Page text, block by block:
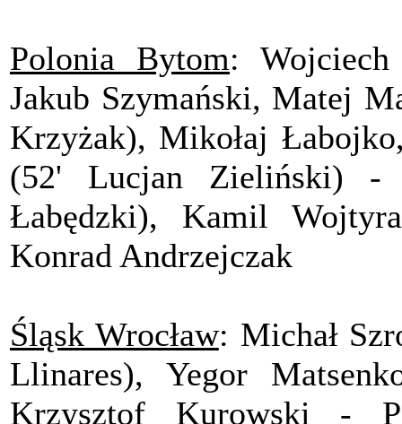
Polonia Bytom:
Jakub Szymański, Matej
Krzyżak), Mikołaj
(52' Lucjan Zieliński) -
Łabędzki), Kamil
Konrad Andrzejczak
Śląsk Wrocław: Michał
Llinares), Yegor
Krzysztof Kurowski -